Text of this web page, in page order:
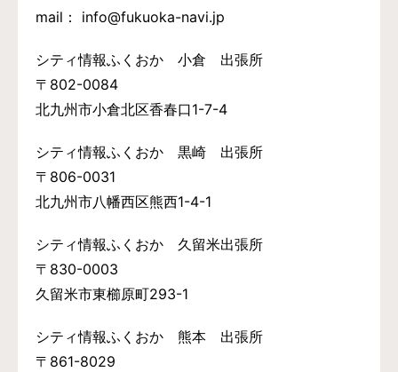
mail： info@fukuoka-navi.jp
シティ情報ふくおか 小倉 出張所
〒802-0084
北九州市小倉北区香春口1-7-4
シティ情報ふくおか 黒崎 出張所
〒806-0031
北九州市八幡西区熊西1-4-1
シティ情報ふくおか 久留米出張所
〒830-0003
久留米市東櫛原町293-1
シティ情報ふくおか 熊本 出張所
〒861-8029